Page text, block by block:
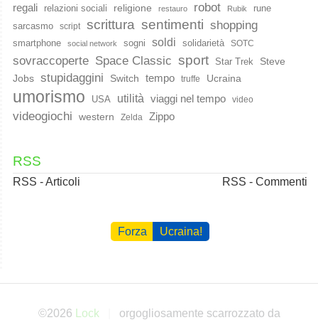
regali relazioni sociali religione restauro robot Rubik
rune
sarcasmo
script scrittura sentimenti shopping
smartphone social network sogni soldi solidarietà SOTC
sovraccoperte Space Classic sport Star Trek
Steve
Jobs stupidaggini Switch tempo truffe Ucraina
umorismo USA utilità viaggi nel tempo video
videogiochi western Zelda Zippo
RSS
RSS - Articoli RSS - Commenti
Forza Ucraina!
©2026 Lock orgogliosamente scarrozzato da